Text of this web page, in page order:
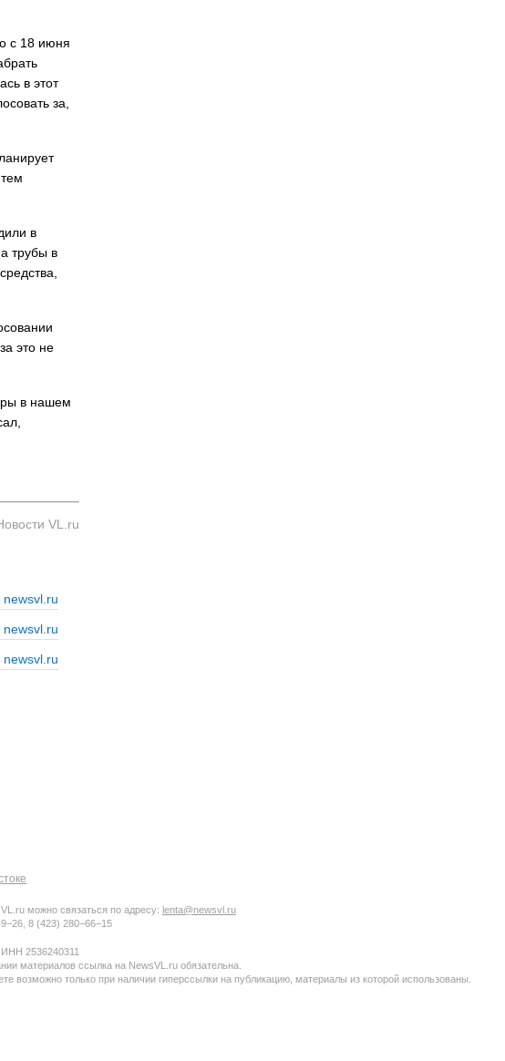
с 18 июня
в этот
за,
в
трубы в
это не
в нашем
VL.ru
можно связаться по адресу: lenta@newsvl.ru
8 (423) 280−66−15
2536240311
материалов ссылка на NewsVL.ru обязательна.
возможно только при наличии гиперссылки на публикацию, материалы из которой использованы.